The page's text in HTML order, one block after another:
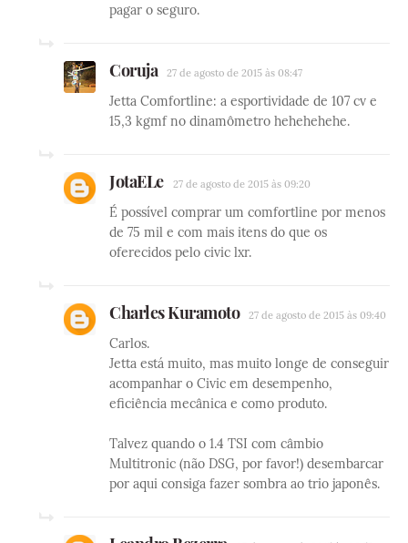
pagar o seguro.
Coruja 27 de agosto de 2015 às 08:47
Jetta Comfortline: a esportividade de 107 cv e
15,3 kgmf no dinamômetro hehehehehe.
JotaELe 27 de agosto de 2015 às 09:20
É possível comprar um comfortline por menos
de 75 mil e com mais itens do que os
oferecidos pelo civic lxr.
Charles Kuramoto 27 de agosto de 2015 às 09:40
Carlos.
Jetta está muito, mas muito longe de conseguir
acompanhar o Civic em desempenho,
eficiência mecânica e como produto.
Talvez quando o 1.4 TSI com câmbio
Multitronic (não DSG, por favor!) desembarcar
por aqui consiga fazer sombra ao trio japonês.